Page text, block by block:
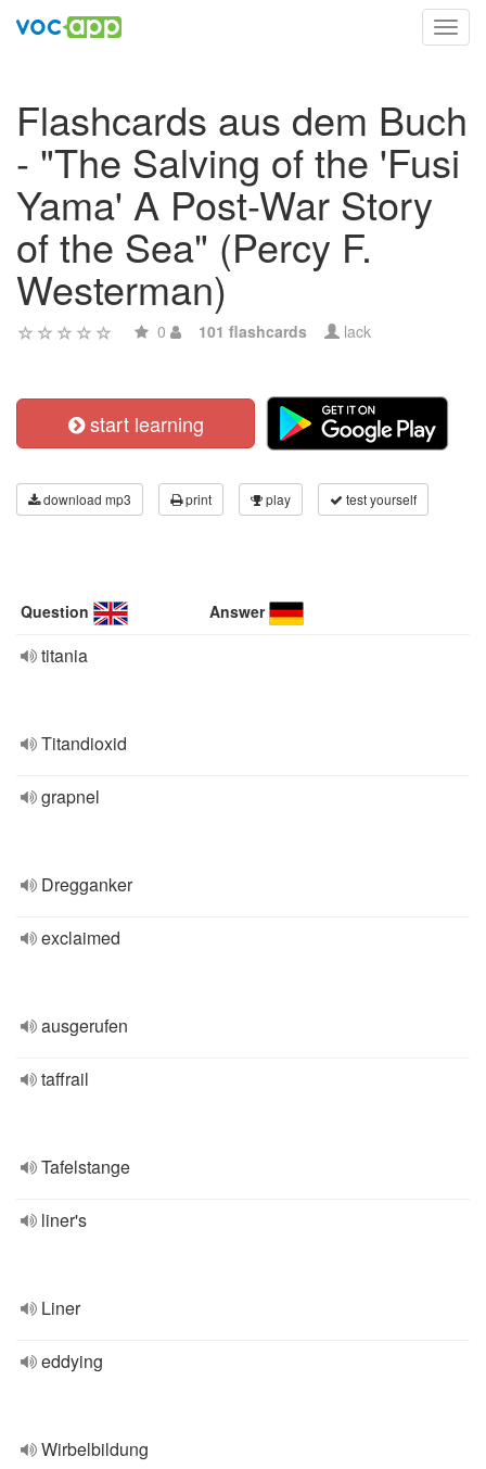
Flashcards aus dem Buch
- "The Salving of the 'Fusi
Yama' A Post-War Story
of the Sea" (Percy F.
Westerman)
0 101 flashcards lack
start learning
download mp3 print play test yourself
Question Answer
titania
Titandioxid
grapnel
Dregganker
exclaimed
ausgerufen
taffrail
Tafelstange
liner's
Liner
eddying
Wirbelbildung